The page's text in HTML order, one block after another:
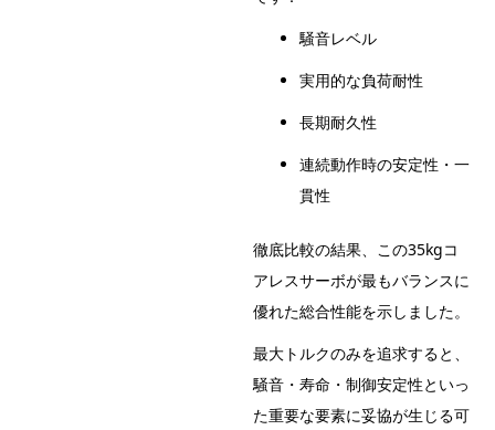
騒音レベル
実用的な負荷耐性
長期耐久性
連続動作時の安定性・一
貫性
徹底比較の結果、この35kgコ
アレスサーボが最もバランスに
優れた総合性能を示しました。
最大トルクのみを追求すると、
騒音・寿命・制御安定性といっ
た重要な要素に妥協が生じる可